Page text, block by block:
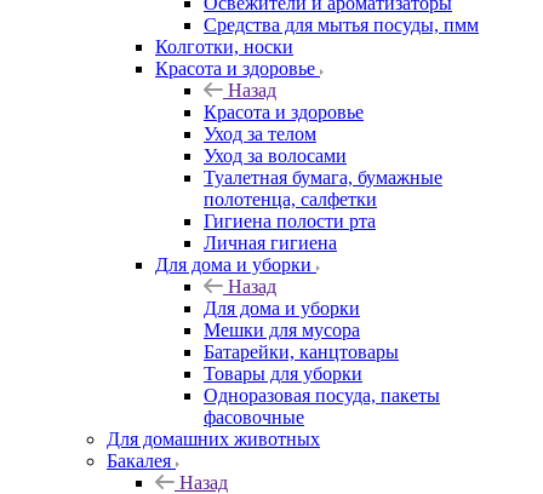
Средства для мытья посуды, пмм
Колготки, носки
Красота и здоровье
Назад
Красота и здоровье
Уход за телом
Уход за волосами
Туалетная бумага, бумажные
полотенца, салфетки
Гигиена полости рта
Личная гигиена
Для дома и уборки
Назад
Для дома и уборки
Мешки для мусора
Батарейки, канцтовары
Товары для уборки
Одноразовая посуда, пакеты
фасовочные
Для домашних животных
Бакалея
Назад